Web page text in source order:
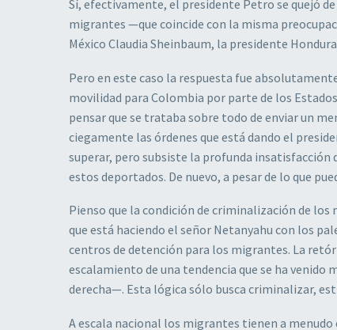
Sí, efectivamente, el presidente Petro se quejó
migrantes —que coincide con la misma
México Claudia Sheinbaum, la presidente
Pero en este caso la respuesta fue
movilidad para Colombia por parte de los
pensar que se trataba sobre todo de enviar un
ciegamente las órdenes que está dando el
superar, pero subsiste la profunda insatisfacción
estos deportados. De nuevo, a pesar de lo que
Pienso que la condición de criminalización de los
que está haciendo el señor Netanyahu con los
centros de detención para los migrantes. La
escalamiento de una tendencia que se ha
derecha—. Esta lógica sólo busca criminalizar,
A escala nacional los migrantes tienen a